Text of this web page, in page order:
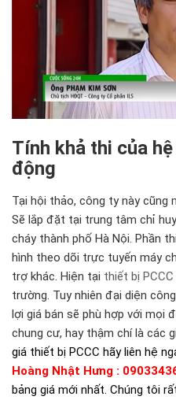
Tính khả thi của
động
Tại hội thảo, công ty này cũng
Sẽ lắp đặt tại trung tâm chỉ
cháy thành phố Hà Nội. Phần
hình theo dõi trực tuyến máy
trợ khác. Hiện tại thiết bị PCCC
trường. Tuy nhiên đại diện
lợi giá bán sẽ phù hợp với mọi
chung cư, hay thậm chí là các
giá thiết bị PCCC hãy liên hệ
Hoàng Nhật Hưng :
bảng giá mới nhất. Chúng tôi